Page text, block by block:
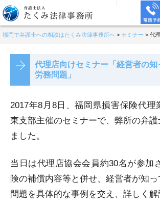
福岡で弁護士への相談はたくみ法律事務所へ > セミナー > 代
代理店向けセミナー「経営者の知
労務問題」
2017年8月8日、福岡県損害保険代理
東支部主催のセミナーで、弊所の弁
ました。
当日は代理店協会会員約30名が参加
険の補償内容等と併せ、経営者が知
問題を具体的な事例を交え、詳しく解